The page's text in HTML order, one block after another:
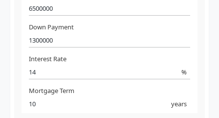
Down Payment
Interest Rate
%
Mortgage Term
years